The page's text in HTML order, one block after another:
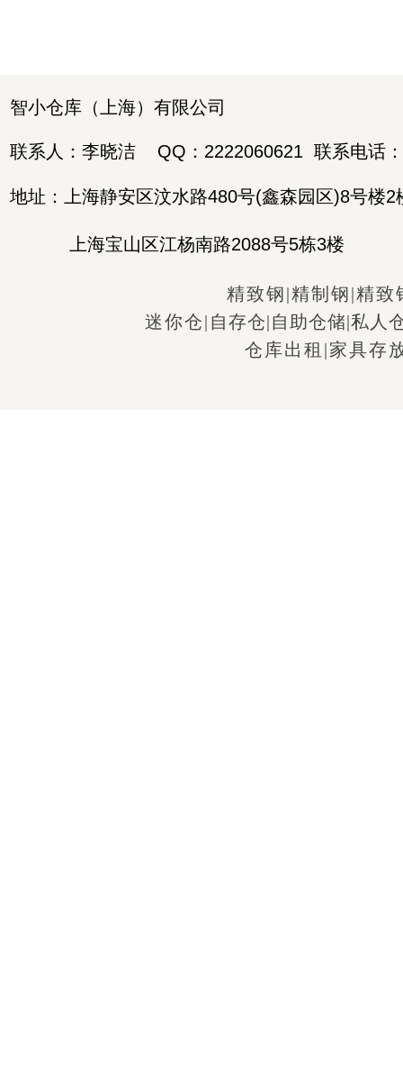
精致钢|精制钢|精致
迷你仓| 自存仓|自助仓储|私人
仓库出租 |家具存
智小仓库（上海）有限公司
联系人：李晓洁 QQ：2222060621 联系电话：
地址：上海静安区汶水路480号(鑫森园区)8号楼2
上海宝山区江杨南路2088号5栋3楼